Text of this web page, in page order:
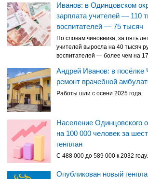
Иванов: в Одинцовском
зарплата учителей — 110
воспитателей — 75 тысяч
По словам чиновника, за пять
учителей выросла на 40 тысяч
воспитателей — более чем на
Андрей Иванов: в
ремонт врачебной
Работы шли с осени 2025 года.
Население Одинцовского
на 100 000 человек за
генплан
С 488 000 до 589 000 к 2032 году.
Опубликован новый